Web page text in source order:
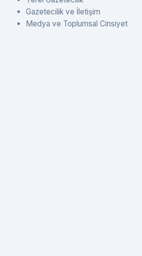
Gazetecilik ve İletişim
Medya ve Toplumsal Cinsiyet